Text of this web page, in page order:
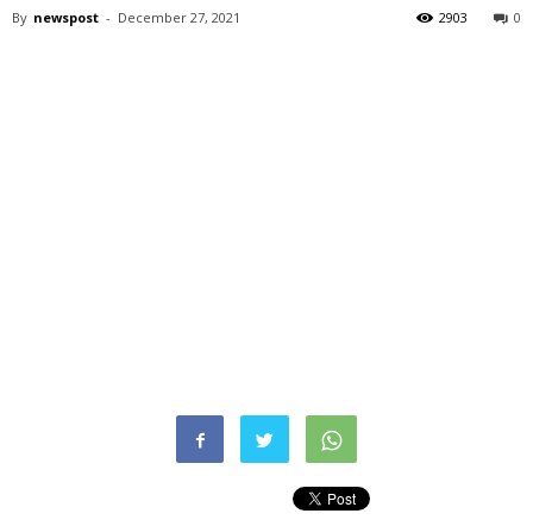
By newspost - December 27, 2021 0
2903